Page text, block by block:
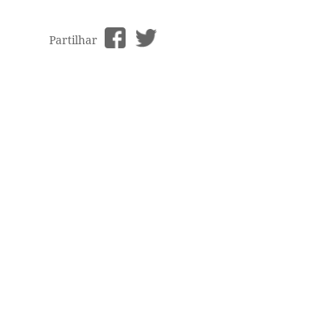
Partilhar